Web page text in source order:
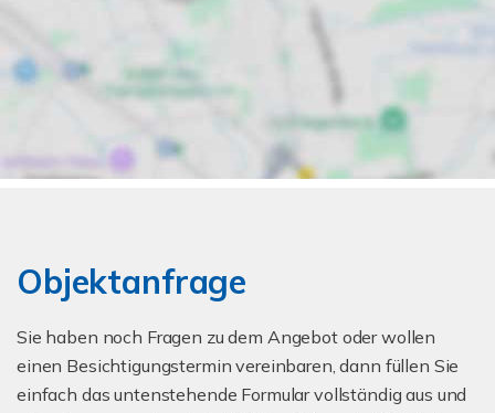
Objektanfrage
Sie haben noch Fragen zu dem Angebot oder wollen
einen Besichtigungstermin vereinbaren, dann füllen Sie
einfach das untenstehende Formular vollständig aus und